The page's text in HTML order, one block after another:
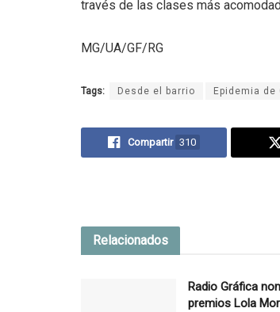
través de las clases más
MG/UA/GF/RG
Tags: Desde el barrio Epidemia de
Compartir 310
Relacionados
Radio Gráfica
premios Lola